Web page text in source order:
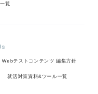
覧
Webテストコンテンツ 編集方針
就活対策資料&ツール一覧